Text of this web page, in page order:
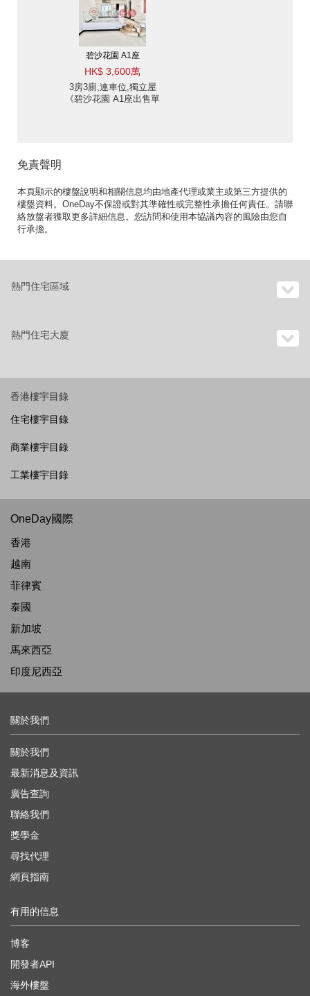
碧沙花園 A1座
HK$ 3,600萬
3房3廁,連車位,獨立屋
《碧沙花園 A1座出售單
免責聲明
本頁顯示的樓盤說明和相關信息均由地產代理或業主或第三方提供的
樓盤資料。OneDay不保證或對其準確性或完整性承擔任何責任。請聯
絡放盤者獲取更多詳細信息。您訪問和使用本協議內容的風險由您自
行承擔。
熱門住宅區域
熱門住宅大廈
香港樓宇目錄
住宅樓宇目錄
商業樓宇目錄
工業樓宇目錄
OneDay國際
香港
越南
菲律賓
泰國
新加坡
馬來西亞
印度尼西亞
關於我們
關於我們
最新消息及資訊
廣告查詢
聯絡我們
獎學金
尋找代理
網頁指南
有用的信息
博客
開發者API
海外樓盤